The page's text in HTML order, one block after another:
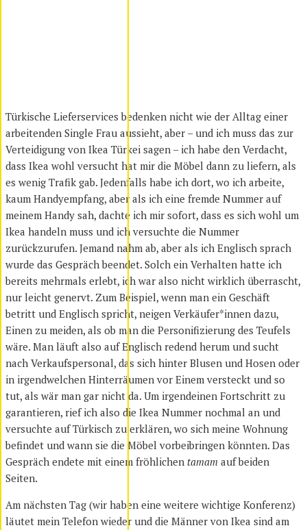
Türkische Lieferservices bedenken nicht wie der Alltag einer
arbeitenden Single Frau aussieht, aber – und ich muss das zur
Verteidigung von Ikea Türkei sagen – ich habe den Verdacht,
dass Ikea wohl versucht hat mir die Möbel dann zu liefern, als
es wenig Trafik gab. Jedenfalls habe ich dort, wo ich arbeite,
kaum Handyempfang, aber als ich eine fremde Nummer auf
meinem Handy sah, dachte ich mir sofort, dass es sich wohl um
Ikea handeln muss und ich versuchte die Nummer
zurückzurufen. Jemand nahm ab, aber als ich Englisch sprach
wurde das Gespräch beendet. Solch ein Verhalten hatte ich
bereits mehrmals erlebt, ich war also nicht wirklich überrascht,
nur leicht genervt. Zum Beispiel, wenn man ein Geschäft
betritt und Englisch spricht, neigen Verkäufer*innen dazu,
Einen zu meiden, als ob man die Personifizierung des Teufels
wäre. Man läuft also auf Englisch redend herum und sucht
nach Verkaufspersonal, das sich hinter Blusen und Hosen oder
in irgendwelchen Hinterräumen vor Einem versteckt und so
tut, als wär man gar nicht da. Um irgendeinen Fortschritt zu
garantieren, rief ich also die Ikea Nummer nochmal an und
versuchte auf Türkisch zu erklären, wo sich meine Wohnung
befindet und wann sie die Möbel vorbeibringen könnten. Das
Gespräch endete mit einem fröhlichen tamam auf beiden
Seiten.
Am nächsten Tag (wir haben eine weitere wichtige Konferenz)
läutet mein Telefon wieder und die Männer von Ikea sind am